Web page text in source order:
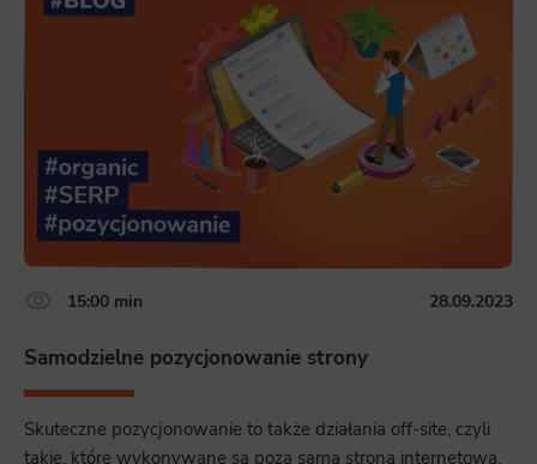
15:00 min 28.09.2023
Samodzielne pozycjonowanie strony
Skuteczne pozycjonowanie to także działania off-site, czyli
takie, które wykonywane są poza samą stroną internetową.